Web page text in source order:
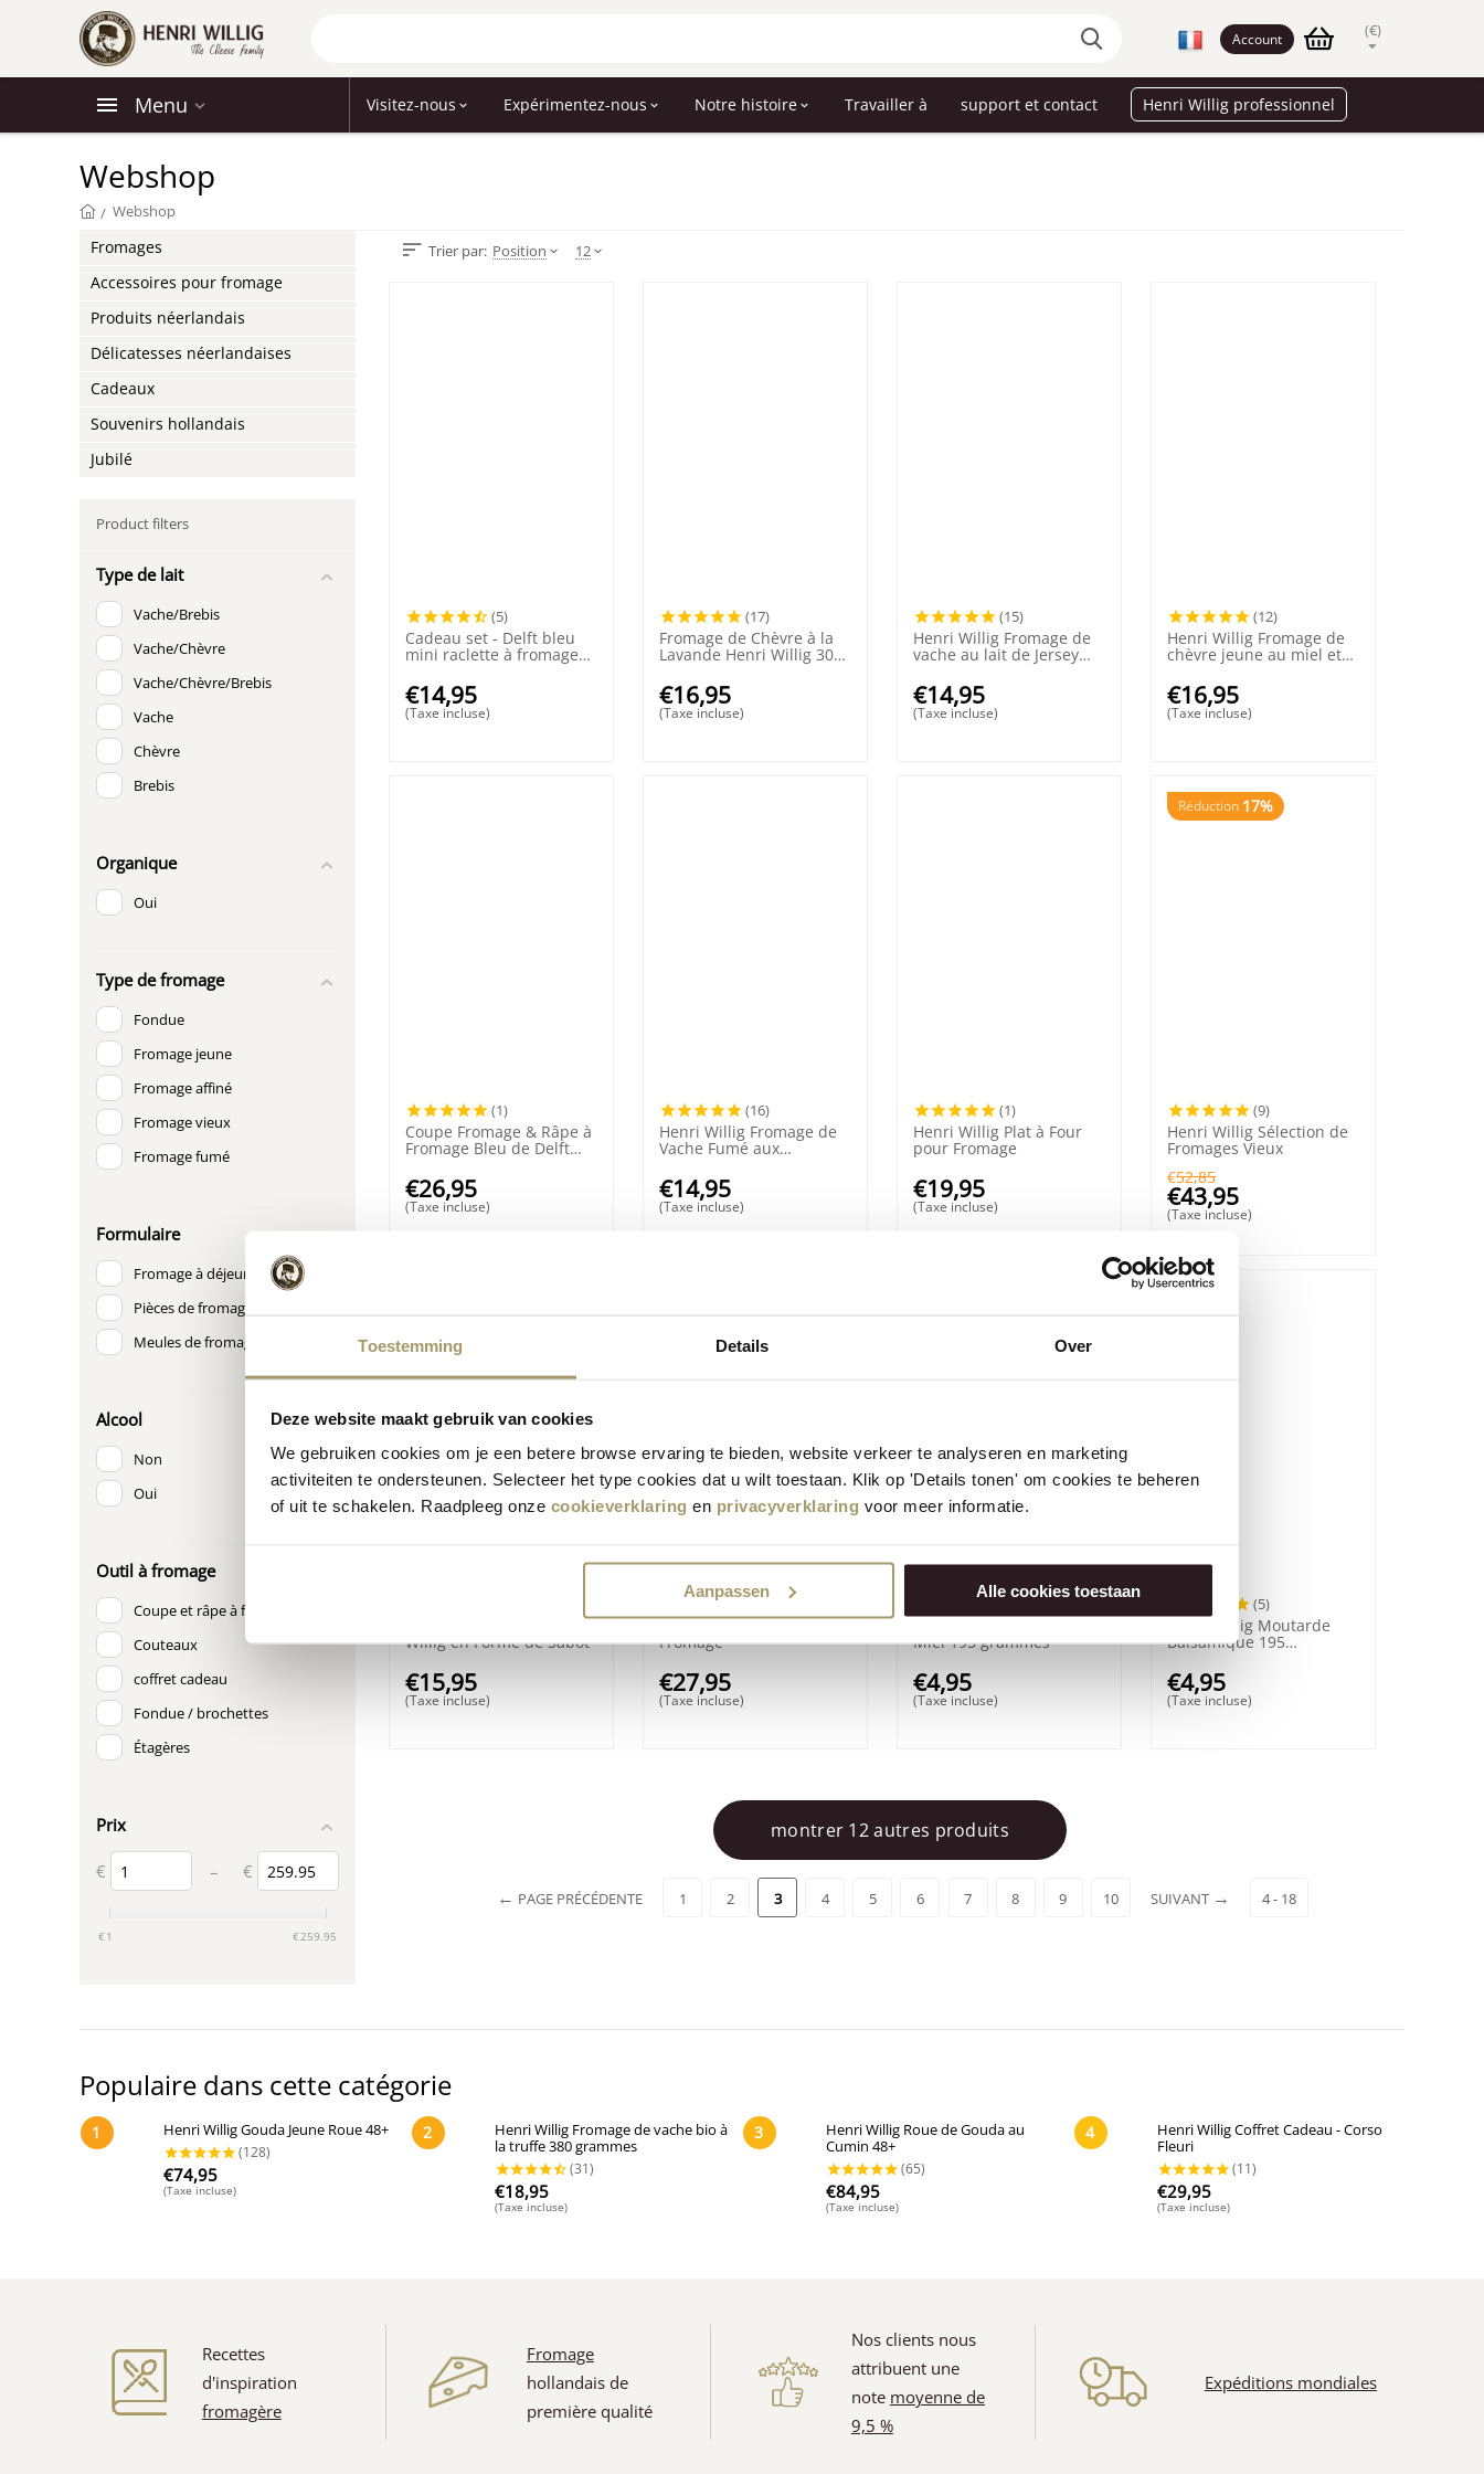
Toestemming Details Over
Deze website maakt gebruik van cookies
We gebruiken cookies om je een betere browse ervaring te bieden, website verkeer te analyseren en marketing
activiteiten te ondersteunen. Selecteer het type cookies dat u wilt toestaan. Klik op 'Details tonen' om cookies te beheren
of uit te schakelen. Raadpleeg onze cookieverklaring en privacyverklaring voor meer informatie.
Aanpassen Alle cookies toestaan
Account (€)
Menu Visitez-nous Expérimentez-nous Notre histoire Travailler à support et contact Henri Willig professionnel
Webshop
/ Webshop
Trier par: Position 12
(5)
Cadeau set - Delft bleu
mini raclette à fromage
€14,95
(Taxe incluse)
(17)
Fromage de Chèvre à la
Lavande Henri Willig 300
€16,95
(Taxe incluse)
(15)
Henri Willig Fromage de
vache au lait de Jersey
€14,95
(Taxe incluse)
(12)
Henri Willig Fromage de
chèvre jeune au miel et
au thym 380 grammes
€16,95
(Taxe incluse)
(1)
Coupe Fromage & Râpe à
Fromage Bleu de Delft
Henri Willig
€26,95
(Taxe incluse)
(16)
Henri Willig Fromage de
Vache Fumé aux
€14,95
(Taxe incluse)
(1)
Henri Willig Plat à Four
pour Fromage
€19,95
(Taxe incluse)
Réduction 17%
(9)
Henri Willig Sélection de
Fromages Vieux
€52,85
€43,95
(Taxe incluse)
Willig en Forme de Sabot
€15,95
(Taxe incluse)
(6)
Henri Willig Couteau à
Fromage
€27,95
(Taxe incluse)
(13)
Miel 195 grammes
€4,95
(Taxe incluse)
(5)
Henri Willig Moutarde
Balsamique 195
grammes
€4,95
(Taxe incluse)
montrer 12 autres produits
PAGE PRÉCÉDENTE 1 2 3 4 5 6 7 8 9 10 SUIVANT 4 - 18
Fromages
Accessoires pour fromage
Produits néerlandais
Délicatesses néerlandaises
Cadeaux
Souvenirs hollandais
Jubilé
Product filters
Type de lait
Vache/Brebis
Vache/Chèvre
Vache/Chèvre/Brebis
Vache
Chèvre
Brebis
Organique
Oui
Type de fromage
Fondue
Fromage jeune
Fromage affiné
Fromage vieux
Fromage fumé
Formulaire
Fromage à déjeuner
Pièces de fromage
Meules de fromage
Alcool
Non
Oui
Outil à fromage
Coupe et râpe à fromage
Couteaux
coffret cadeau
Fondue / brochettes
Étagères
Prix
€ – €
‎€1 ‎€259.95
Populaire dans cette catégorie
1 Henri Willig Gouda Jeune Roue 48+
(128)
€74,95
(Taxe incluse)
2
Henri Willig Fromage de vache bio à
la truffe 380 grammes
(31)
€18,95
(Taxe incluse)
3
Henri Willig Roue de Gouda au
Cumin 48+
€84,95
(Taxe incluse)
4
Henri Willig Coffret Cadeau - Corso
Fleuri
€29,95
(Taxe incluse)
Recettes
d'inspiration
fromagère
Fromage
hollandais de
première qualité
Nos clients nous
attribuent une
note moyenne de
9,5 %
Expéditions mondiales